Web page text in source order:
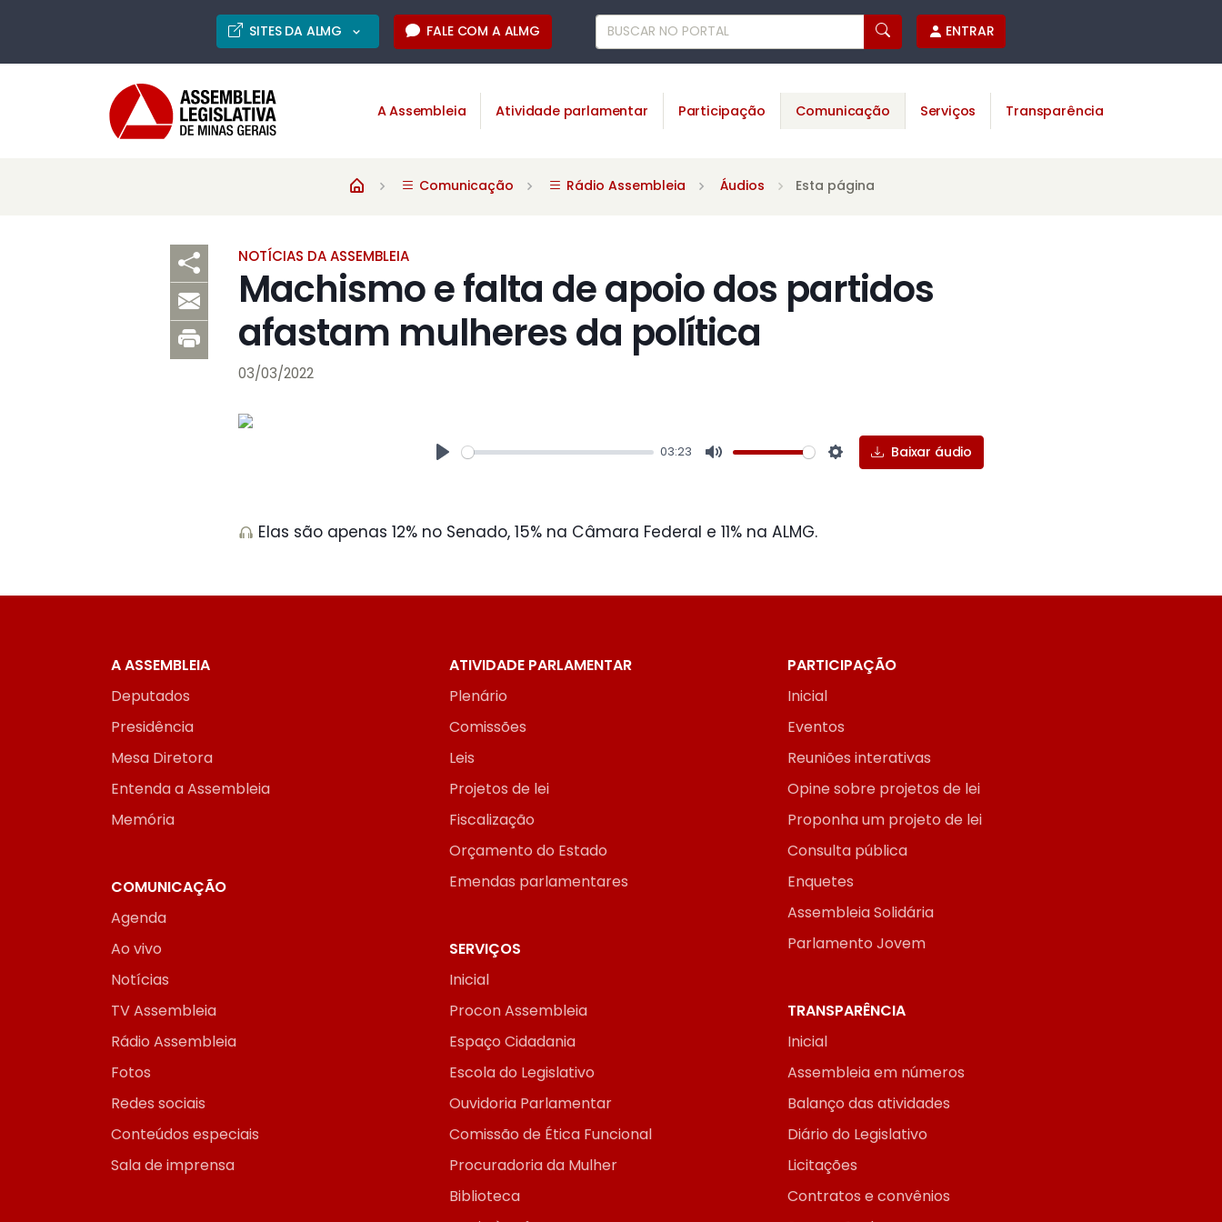
SITES DA ALMG FALE COM A ALMG ENTRAR
A Assembleia Atividade parlamentar Participação Comunicação Serviços Transparência
Comunicação Rádio Assembleia Áudios Esta página
NOTÍCIAS DA ASSEMBLEIA
Machismo e falta de apoio dos partidos
afastam mulheres da política
03/03/2022
03:23
Settings
Baixar áudio
Elas são apenas 12% no Senado, 15% na Câmara Federal e 11% na ALMG.
A ASSEMBLEIA
Deputados
Presidência
Mesa Diretora
Entenda a Assembleia
Memória
ATIVIDADE PARLAMENTAR
Plenário
Comissões
Leis
Projetos de lei
Fiscalização
Orçamento do Estado
Emendas parlamentares
PARTICIPAÇÃO
Inicial
Eventos
Reuniões interativas
Opine sobre projetos de lei
Proponha um projeto de lei
Consulta pública
Enquetes
Assembleia Solidária
Parlamento Jovem
COMUNICAÇÃO
Agenda
Ao vivo
Notícias
TV Assembleia
Rádio Assembleia
Fotos
Redes sociais
Conteúdos especiais
Sala de imprensa
SERVIÇOS
Inicial
Procon Assembleia
Espaço Cidadania
Escola do Legislativo
Ouvidoria Parlamentar
Comissão de Ética Funcional
Procuradoria da Mulher
Biblioteca
TRANSPARÊNCIA
Inicial
Assembleia em números
Balanço das atividades
Diário do Legislativo
Licitações
Contratos e convênios